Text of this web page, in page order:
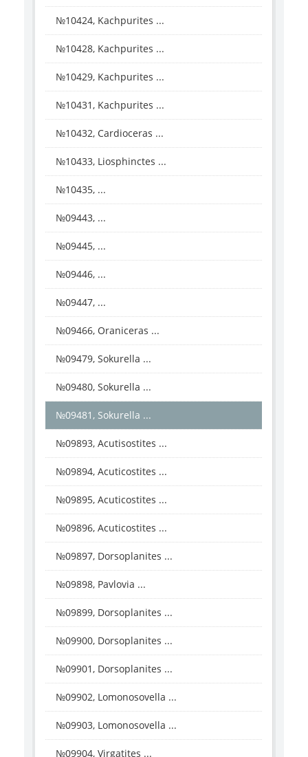
№10424, Kachpurites ...
№10428, Kachpurites ...
№10429, Kachpurites ...
№10431, Kachpurites ...
№10432, Cardioceras ...
№10433, Liosphinctes ...
№10435, ...
№09443, ...
№09445, ...
№09446, ...
№09447, ...
№09466, Oraniceras ...
№09479, Sokurella ...
№09480, Sokurella ...
№09481, Sokurella ...
№09893, Acutisostites ...
№09894, Acuticostites ...
№09895, Acuticostites ...
№09896, Acuticostites ...
№09897, Dorsoplanites ...
№09898, Pavlovia ...
№09899, Dorsoplanites ...
№09900, Dorsoplanites ...
№09901, Dorsoplanites ...
№09902, Lomonosovella ...
№09903, Lomonosovella ...
№09904, Virgatites ...